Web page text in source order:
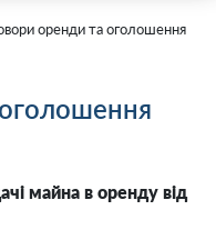
оренди та оголошення
майна в оренду від